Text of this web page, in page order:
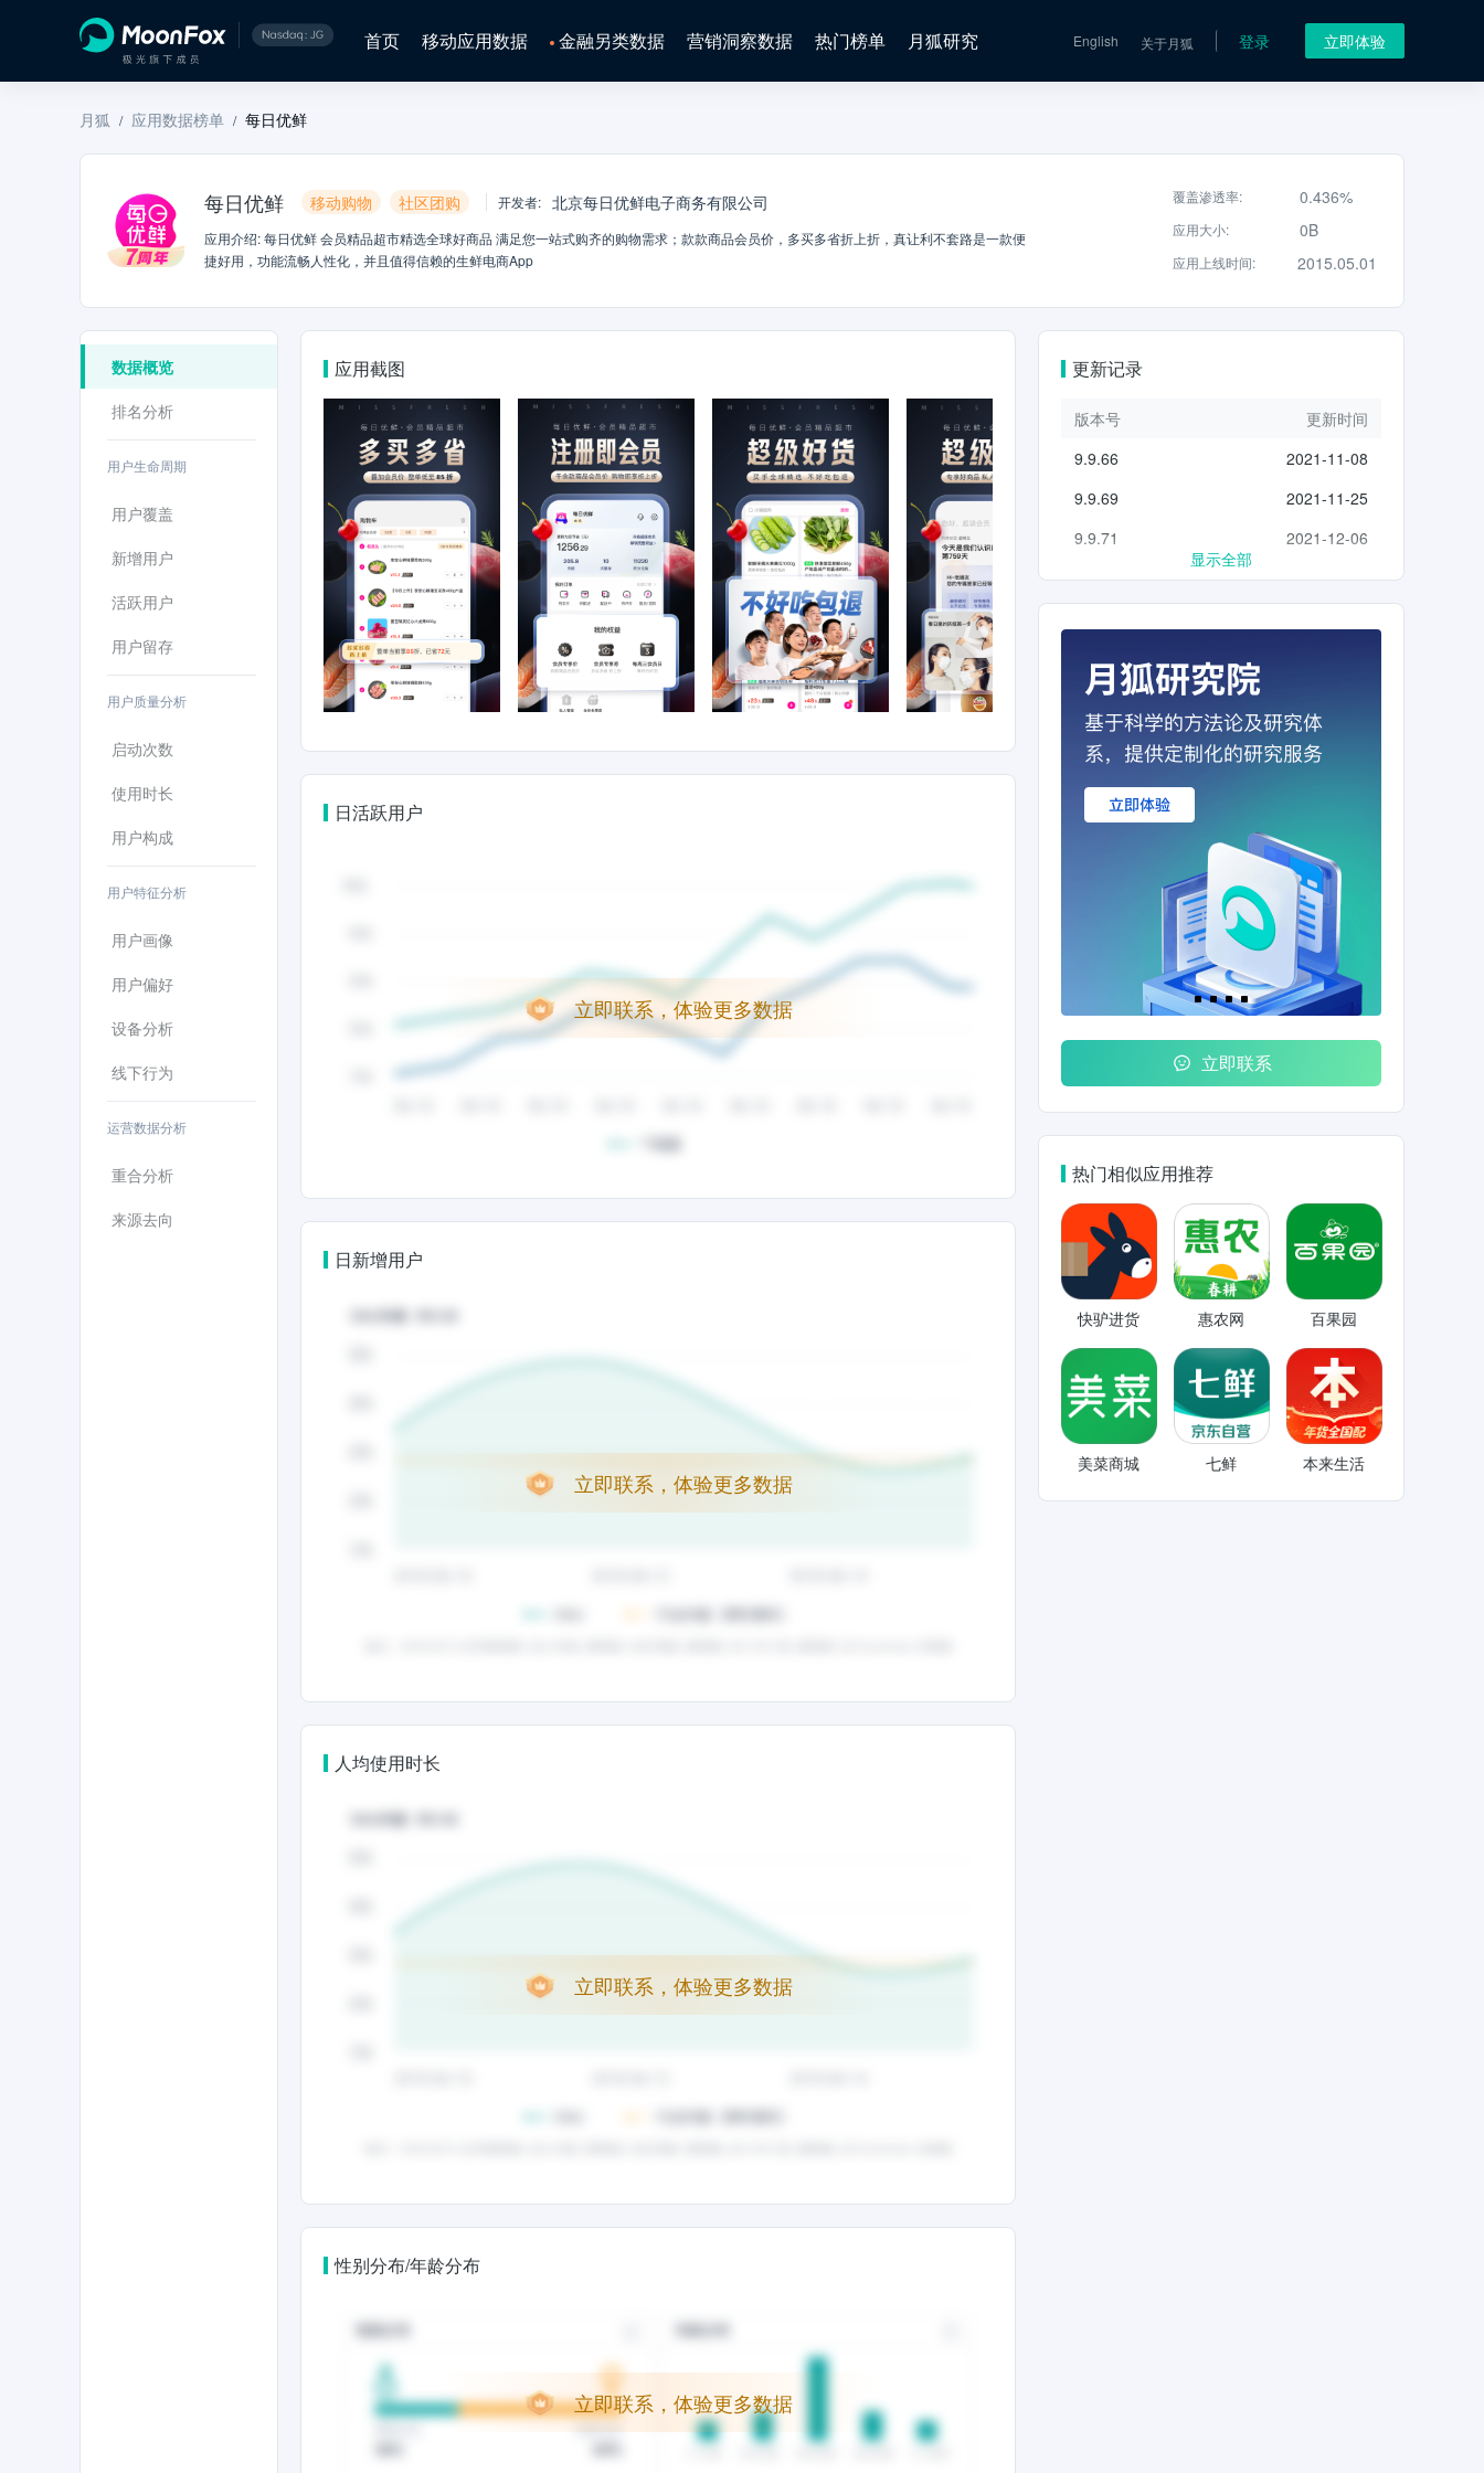
首页 移动应用数据 金融另类数据 营销洞察数据 热门榜单 月狐研究 English 关于月狐 登录 立即体验
月狐 / 应用数据榜单 / 每日优鲜
每日优鲜 移动购物 社区团购 开发者: 北京每日优鲜电子商务有限公司
应用介绍:每日优鲜 会员精品超市精选全球好商品 满足您一站式购齐的购物需求；款款商品会员价，多买多省折上折，真让利不套路是一款便
捷好用，功能流畅人性化，并且值得信赖的生鲜电商App
覆盖渗透率: 0.436%
应用大小: 0B
应用上线时间: 2015.05.01
数据概览
排名分析
用户生命周期
用户覆盖
新增用户
活跃用户
用户留存
用户质量分析
启动次数
使用时长
用户构成
用户特征分析
用户画像
用户偏好
设备分析
线下行为
运营数据分析
重合分析
来源去向
应用截图
日活跃用户
立即联系，体验更多数据
日新增用户
立即联系，体验更多数据
人均使用时长
立即联系，体验更多数据
性别分布/年龄分布
立即联系，体验更多数据
更新记录
版本号
更新时间
9.9.66
2021-11-08
9.9.69
2021-11-25
9.9.71
2021-12-06
显示全部
立即联系
热门相似应用推荐
快驴进货 惠农网 百果园
美菜商城 七鲜 本来生活